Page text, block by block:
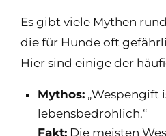
Es gibt viele Mythen
die für Hunde oft
Hier sind einige der
Mythos: „Wespengift
lebensbedrohlich.“
Fakt: Die meisten